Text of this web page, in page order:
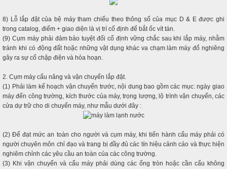
8) Lỗ lắp đặt của bệ máy tham chiếu theo thông số của mục D & E được ghi
trong catalog, điểm + giao diện là vị trí cố định để bắt ốc vít tán.
(9) Cụm máy phải đảm bảo tuyệt đối cố định vững chắc sau khi lắp máy, nhằm
tránh khi có động đất hoặc những vật dụng khác va chạm làm máy đổ nghiêng
gây ra sự cố chập điện và hỏa hoạn.
2. Cụm máy cẩu nâng và vận chuyển lắp đặt.
(1) Phải làm kế hoạch vận chuyển trước, nội dung bao gồm các mục: ngày giao
máy đến công trường, kích thước của máy, trọng lượng, lộ trình vận chuyển, các
cửa dự trữ cho di chuyển máy, như mẫu dưới đây :
(2) Để đạt mức an toàn cho người và cụm máy, khi tiến hành cẩu máy phải có
người chuyên môn chỉ đạo và trang bị đầy đủ các tín hiệu cảnh cáo và thực hiện
nghiêm chỉnh các yêu cầu an toàn của các công trường.
(3) Khi vận chuyển và cẩu máy phải dùng các ống tròn hoặc cần cẩu không